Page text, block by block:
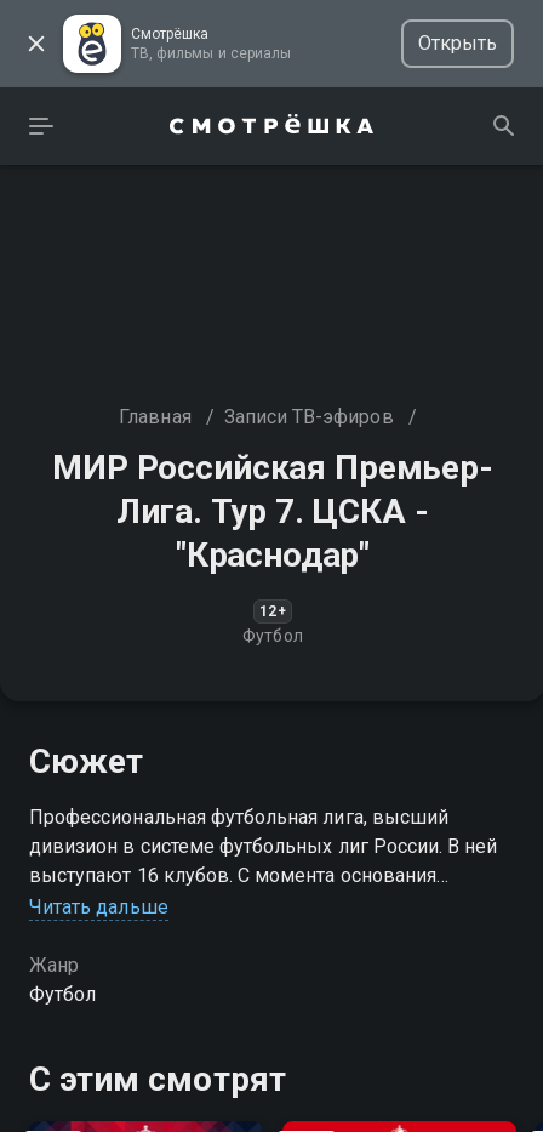
Смотрёшка
ТВ, фильмы и сериалы
Открыть
Главная / Записи ТВ-эфиров /
МИР Российская Премьер-
Лига. Тур 7. ЦСКА -
"Краснодар"
12+
Футбол
Сюжет
Профессиональная футбольная лига, высший
дивизион в системе футбольных лиг России. В ней
выступают 16 клубов. С момента основания
называлась "Российская футбольная премьер—лига"
Читать дальше
Жанр
Футбол
С этим смотрят